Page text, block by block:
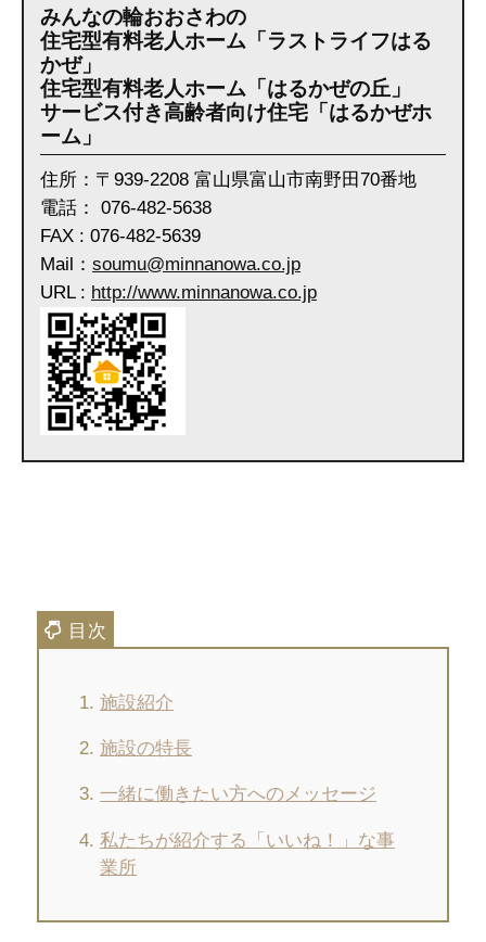
みんなの輪おおさわの
住宅型有料老人ホーム「ラストライフはる
かぜ」
住宅型有料老人ホーム「はるかぜの丘」
サービス付き高齢者向け住宅「はるかぜホ
ーム」
住所：〒939-2208 富山県富山市南野田70番地
電話： 076-482-5638
FAX : 076-482-5639
Mail： soumu@minnanowa.co.jp
URL : http://www.minnanowa.co.jp
施設紹介
施設の特長
一緒に働きたい方へのメッセージ
私たちが紹介する「いいね！」な事
業所